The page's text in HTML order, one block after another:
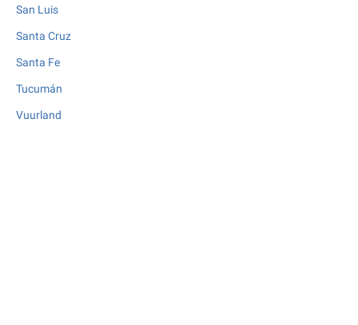
San Luis
Santa Cruz
Santa Fe
Tucumán
Vuurland